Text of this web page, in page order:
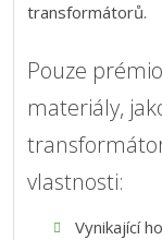
transformátorů.
Pouze
materiály,
vlastnosti:
Vynikající